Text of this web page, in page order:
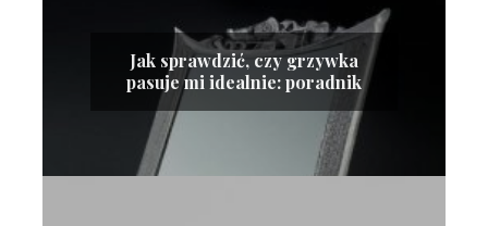
Jak sprawdzić, czy grzywka
pasuje mi idealnie: poradnik